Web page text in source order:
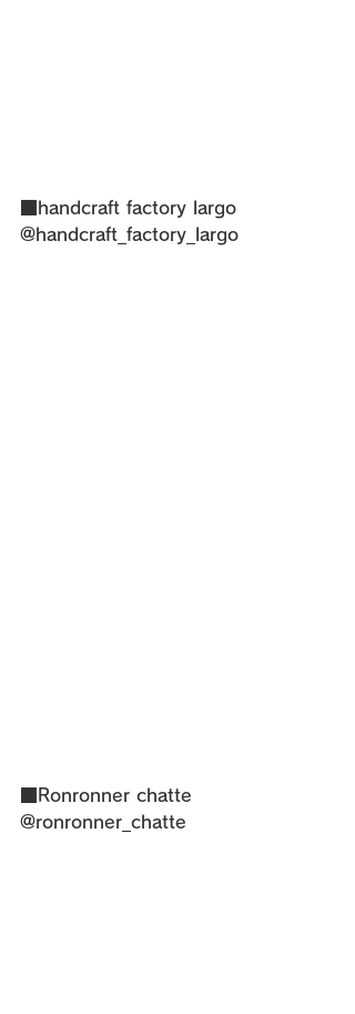
■handcraft factory largo
@handcraft_factory_largo
■Ronronner chatte
@ronronner_chatte